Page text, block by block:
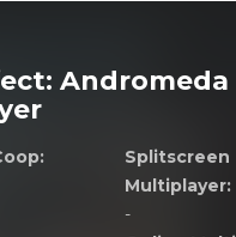
Andromeda
Splitscreen
Multiplayer:
-